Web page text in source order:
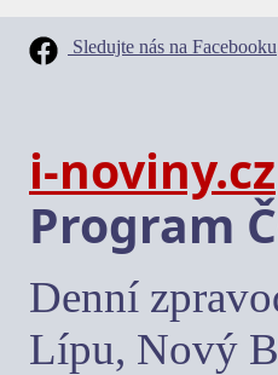
Sledujte nás na Facebooku
i-noviny.cz
Program
Denní
Lípu, Nový